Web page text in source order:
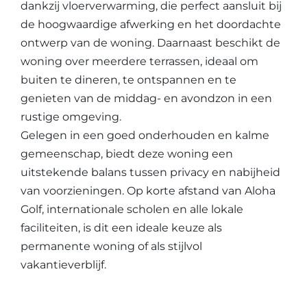
dankzij vloerverwarming, die perfect aansluit bij
de hoogwaardige afwerking en het doordachte
ontwerp van de woning. Daarnaast beschikt de
woning over meerdere terrassen, ideaal om
buiten te dineren, te ontspannen en te
genieten van de middag- en avondzon in een
rustige omgeving.
Gelegen in een goed onderhouden en kalme
gemeenschap, biedt deze woning een
uitstekende balans tussen privacy en nabijheid
van voorzieningen. Op korte afstand van Aloha
Golf, internationale scholen en alle lokale
faciliteiten, is dit een ideale keuze als
permanente woning of als stijlvol
vakantieverblijf.